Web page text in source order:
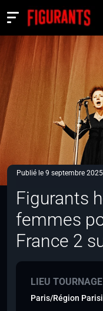
Actualités
Publié le 9 septembre 2025
Figurants
femmes
France 2
LIEU TOURNAGE
Paris/Région